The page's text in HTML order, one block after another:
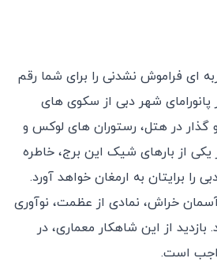
ای فراموش نشدنی را برای شما رقم
پانورامای شهر دبی از سکوی های
گذار در هتل، رستوران های لوکس و
از بارهای شیک این برج، خاطره
را برایتان به ارمغان خواهد آورد.
خراش، نمادی از عظمت، نوآوری
از این شاهکار معماری، در
است.